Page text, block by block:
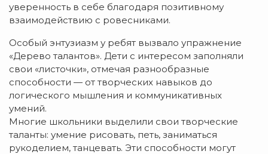
уверенность в себе благодаря позитивному
взаимодействию с ровесниками.
Особый энтузиазм у ребят вызвало упражнение
«Дерево талантов». Дети с интересом заполняли
свои «листочки», отмечая разнообразные
способности — от творческих навыков до
логического мышления и коммуникативных
умений.
Многие школьники выделили свои творческие
таланты: умение рисовать, петь, заниматься
рукоделием, танцевать. Эти способности могут